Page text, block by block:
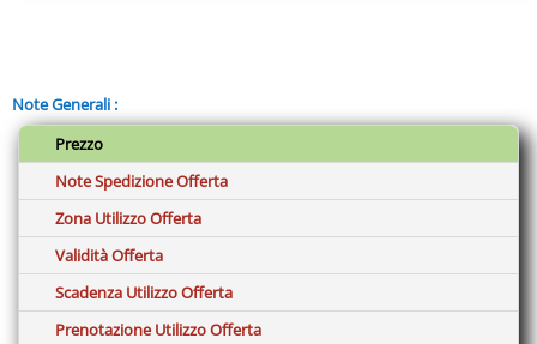
Ogni lamella è levigata per assicurare un delicato scorrimento del
capello, mentre il fusto arrotondato è perfetto per creare ricci o
onde, qualsiasi sia il tuo tipo di capello. Il voltaggio universale ti
permette di utilizzare la piastra ovunque ti trovi, mentre la
funzione sleep-mode ti garantisce il massimo della tranquillità a
fine piega.
Note Generali :
Prezzo
Note Spedizione Offerta
Zona Utilizzo Offerta
Validità Offerta
Scadenza Utilizzo Offerta
Prenotazione Utilizzo Offerta